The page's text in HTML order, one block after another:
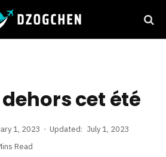
cet été
1, 2023 Updated: July 1, 2023
Read